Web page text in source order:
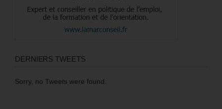
DERNIERS TWEETS
Sorry, no Tweets were found.